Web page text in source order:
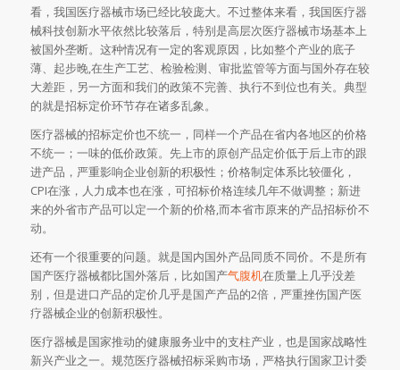
看，我国医疗器械市场已经比较庞大。不过整体来看，我国医疗器
械科技创新水平依然比较落后，特别是高层次医疗器械市场基本上
被国外垄断。这种情况有一定的客观原因，比如整个产业的底子
薄、起步晚,在生产工艺、检验检测、审批监管等方面与国外存在较
大差距，另一方面和我们的政策不完善、执行不到位也有关。典型
的就是招标定价环节存在诸多乱象。
医疗器械的招标定价也不统一，同样一个产品在省内各地区的价格
不统一；一味的低价政策。先上市的原创产品定价低于后上市的跟
进产品，严重影响企业创新的积极性；价格制定体系比较僵化，
CPI在涨，人力成本也在涨，可招标价格连续几年不做调整；新进
来的外省市产品可以定一个新的价格,而本省市原来的产品招标价不
动。
还有一个很重要的问题。就是国内国外产品同质不同价。不是所有
国产医疗器械都比国外落后，比如国产气腹机在质量上几乎没差
别，但是进口产品的定价几乎是国产产品的2倍，严重挫伤国产医
疗器械企业的创新积极性。
医疗器械是国家推动的健康服务业中的支柱产业，也是国家战略性
新兴产业之一。规范医疗器械招标采购市场，严格执行国家卫计委